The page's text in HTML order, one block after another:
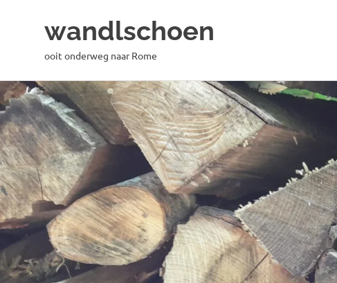
Naar
de
inhoud
springen
wandlschoen
ooit onderweg naar Rome